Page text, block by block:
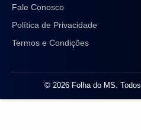
Fale Conosco
Política de Privacidade
Termos e Condições
© 2026 Folha do MS.